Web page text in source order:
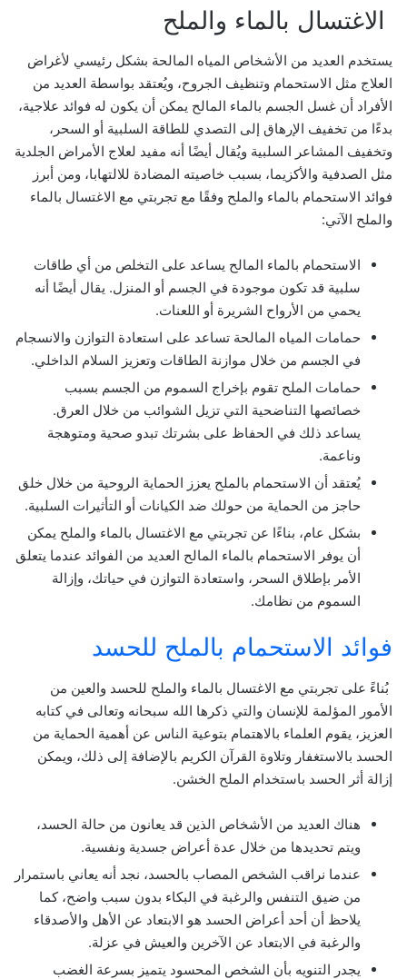
الاغتسال بالماء والملح
يستخدم العديد من الأشخاص المياه المالحة بشكل رئيسي لأغراض
العلاج مثل الاستحمام وتنظيف الجروح، ويُعتقد بواسطة العديد من
الأفراد أن غسل الجسم بالماء المالح يمكن أن يكون له فوائد علاجية،
بدءًا من تخفيف الإرهاق إلى التصدي للطاقة السلبية أو السحر،
وتخفيف المشاعر السلبية ويُقال أيضًا أنه مفيد لعلاج الأمراض الجلدية
مثل الصدفية والأكزيما، بسبب خاصيته المضادة للالتهابا، ومن أبرز
فوائد الاستحمام بالماء والملح وفقًا مع تجربتي مع الاغتسال بالماء
والملح الآتي:
الاستحمام بالماء المالح يساعد على التخلص من أي طاقات
سلبية قد تكون موجودة في الجسم أو المنزل. يقال أيضًا أنه
يحمي من الأرواح الشريرة أو اللعنات.
حمامات المياه المالحة تساعد على استعادة التوازن والانسجام
في الجسم من خلال موازنة الطاقات وتعزيز السلام الداخلي.
حمامات الملح تقوم بإخراج السموم من الجسم بسبب
خصائصها التناضحية التي تزيل الشوائب من خلال العرق.
يساعد ذلك في الحفاظ على بشرتك تبدو صحية ومتوهجة
وناعمة.
يُعتقد أن الاستحمام بالملح يعزز الحماية الروحية من خلال خلق
حاجز من الحماية من حولك ضد الكيانات أو التأثيرات السلبية.
بشكل عام، بناءًا عن تجربتي مع الاغتسال بالماء والملح يمكن
أن يوفر الاستحمام بالماء المالح العديد من الفوائد عندما يتعلق
الأمر بإطلاق السحر، واستعادة التوازن في حياتك، وإزالة
السموم من نظامك.
فوائد الاستحمام بالملح للحسد
بُناءً على تجربتي مع الاغتسال بالماء والملح للحسد والعين من
الأمور المؤلمة للإنسان والتي ذكرها الله سبحانه وتعالى في كتابه
العزيز، يقوم العلماء بالاهتمام بتوعية الناس عن أهمية الحماية من
الحسد بالاستغفار وتلاوة القرآن الكريم بالإضافة إلى ذلك، ويمكن
إزالة أثر الحسد باستخدام الملح الخشن.
هناك العديد من الأشخاص الذين قد يعانون من حالة الحسد،
ويتم تحديدها من خلال عدة أعراض جسدية ونفسية.
عندما نراقب الشخص المصاب بالحسد، نجد أنه يعاني باستمرار
من ضيق التنفس والرغبة في البكاء بدون سبب واضح، كما
يلاحظ أن أحد أعراض الحسد هو الابتعاد عن الأهل والأصدقاء
والرغبة في الابتعاد عن الآخرين والعيش في عزلة.
يجدر التنويه بأن الشخص المحسود يتميز بسرعة الغضب